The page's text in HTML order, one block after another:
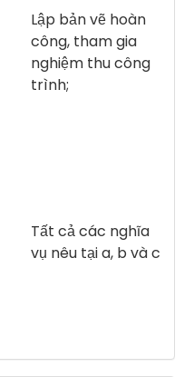
Lập bản vẽ hoàn
công, tham gia
nghiệm thu công
trình;
Tất cả các nghĩa
vụ nêu tại a, b và c